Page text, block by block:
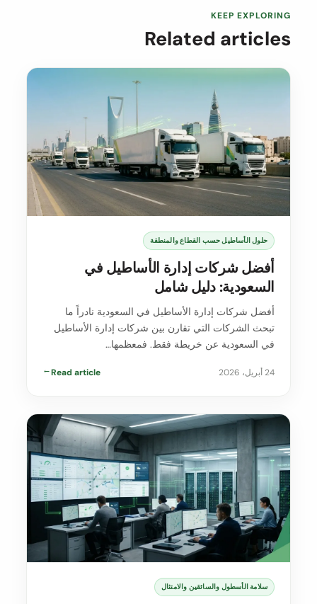
KEEP EXPLORING
Related articles
حلول الأساطيل حسب القطاع والمنطقة
أفضل شركات إدارة الأساطيل في
السعودية: دليل شامل
أفضل شركات إدارة الأساطيل في السعودية نادراً ما
تبحث الشركات التي تقارن بين شركات إدارة الأساطيل
في السعودية عن خريطة فقط. فمعظمها…
24 أبريل، 2026 Read article
→
سلامة الأسطول والسائقين والامتثال